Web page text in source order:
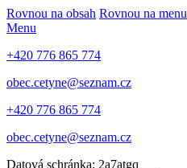
Rovnou na obsah Rovnou na menu
Menu
+420 776 865 774
obec.cetyne@seznam.cz
+420 776 865 774
obec.cetyne@seznam.cz
Datová schránka: 2a7atgq